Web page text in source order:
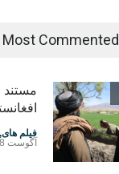
Most Commented
فیلم های,
آگوست 8, 2023